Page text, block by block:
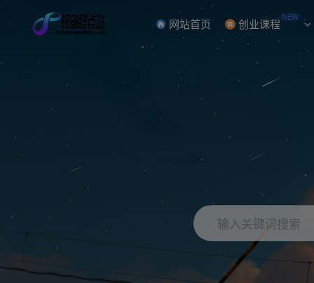
网站首页 创业课程 NEW
输入关键词搜索